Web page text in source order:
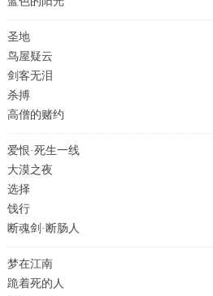
圣地
鸟屋疑云
剑客无泪
杀搏
高僧的赌约
爱恨·死生一线
大漠之夜
选择
饯行
断魂剑·断肠人
梦在江南
跪着死的人